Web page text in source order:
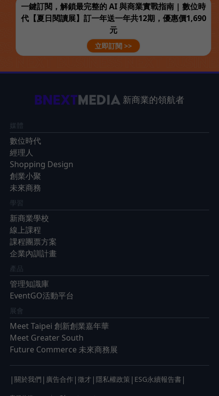
一鍵訂閱，解鎖最完整的 AI 與商業實戰指南 | 數位時
代【夏日閱讀展】訂一年送一年共12期，優惠價1,690
元
立即訂閱 >>
新商業的領航者
媒體
數位時代
經理人
Shopping Design
創業小聚
未來商務
學習
新商業學校
線上課程
課程團票方案
企業內訓計畫
產品
管理知識庫
EventGO活動平台
展會
Meet Taipei 創新創業嘉年華
Meet Greater South
Future Commerce 未來商務展
| 關於我們 | 廣告合作 | 徵才 | 隱私權政策 | ESG永續報告書 |